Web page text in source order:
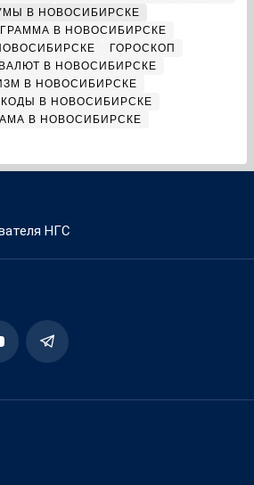
В НОВОСИБИРСКЕ
В НОВОСИБИРСКЕ
ГОРОСКОП
В НОВОСИБИРСКЕ
В НОВОСИБИРСКЕ
В НОВОСИБИРСКЕ
В НОВОСИБИРСКЕ
НГС